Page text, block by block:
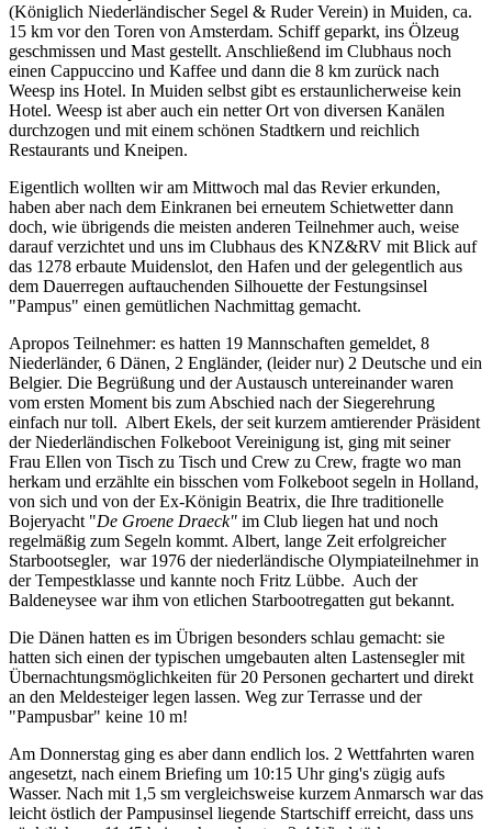
(Königlich Niederländischer Segel & Ruder Verein) in Muiden, ca.
15 km vor den Toren von Amsterdam. Schiff geparkt, ins Ölzeug
geschmissen und Mast gestellt. Anschließend im Clubhaus noch
einen Cappuccino und Kaffee und dann die 8 km zurück nach
Weesp ins Hotel. In Muiden selbst gibt es erstaunlicherweise kein
Hotel. Weesp ist aber auch ein netter Ort von diversen Kanälen
durchzogen und mit einem schönen Stadtkern und reichlich
Restaurants und Kneipen.
Eigentlich wollten wir am Mittwoch mal das Revier erkunden,
haben aber nach dem Einkranen bei erneutem Schietwetter dann
doch, wie übrigends die meisten anderen Teilnehmer auch, weise
darauf verzichtet und uns im Clubhaus des KNZ&RV mit Blick auf
das 1278 erbaute Muidenslot, den Hafen und der gelegentlich aus
dem Dauerregen auftauchenden Silhouette der Festungsinsel
"Pampus" einen gemütlichen Nachmittag gemacht.
Apropos Teilnehmer: es hatten 19 Mannschaften gemeldet, 8
Niederländer, 6 Dänen, 2 Engländer, (leider nur) 2 Deutsche und ein
Belgier. Die Begrüßung und der Austausch untereinander waren
vom ersten Moment bis zum Abschied nach der Siegerehrung
einfach nur toll. Albert Ekels, der seit kurzem amtierender Präsident
der Niederländischen Folkeboot Vereinigung ist, ging mit seiner
Frau Ellen von Tisch zu Tisch und Crew zu Crew, fragte wo man
herkam und erzählte ein bisschen vom Folkeboot segeln in Holland,
von sich und von der Ex-Königin Beatrix, die Ihre traditionelle
Bojeryacht "De Groene Draeck" im Club liegen hat und noch
regelmäßig zum Segeln kommt. Albert, lange Zeit erfolgreicher
Starbootsegler, war 1976 der niederländische Olympiateilnehmer in
der Tempestklasse und kannte noch Fritz Lübbe. Auch der
Baldeneysee war ihm von etlichen Starbootregatten gut bekannt.
Die Dänen hatten es im Übrigen besonders schlau gemacht: sie
hatten sich einen der typischen umgebauten alten Lastensegler mit
Übernachtungsmöglichkeiten für 20 Personen gechartert und direkt
an den Meldesteiger legen lassen. Weg zur Terrasse und der
"Pampusbar" keine 10 m!
Am Donnerstag ging es aber dann endlich los. 2 Wettfahrten waren
angesetzt, nach einem Briefing um 10:15 Uhr ging's zügig aufs
Wasser. Nach mit 1,5 sm vergleichsweise kurzem Anmarsch war das
leicht östlich der Pampusinsel liegende Startschiff erreicht, dass uns